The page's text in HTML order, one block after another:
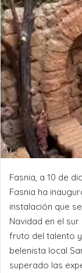
Fasnia, a 10 de
Fasnia ha
instalación que
Navidad en el
fruto del talento
belenista local
superado las